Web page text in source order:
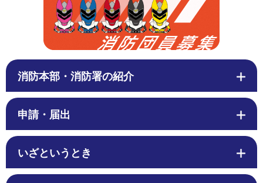
消防本部・消防署の紹介
申請・届出
いざというとき